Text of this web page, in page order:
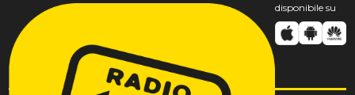
disponibile su